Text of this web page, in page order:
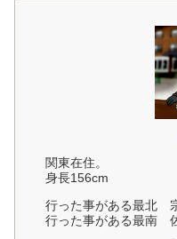
関東在住。
身長156cm
行った事がある最北
行った事がある最南